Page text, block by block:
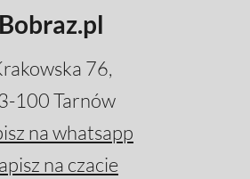
Bobraz.pl
76,
100 Tarnów
na whatsapp
na czacie